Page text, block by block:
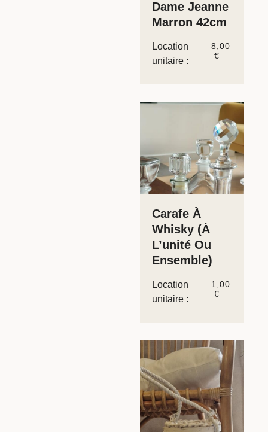
Dame Jeanne
Marron 42cm
Location
unitaire :
8,00
€
Carafe À
Whisky (à
L’unité Ou
Ensemble)
Location
unitaire :
1,00
€